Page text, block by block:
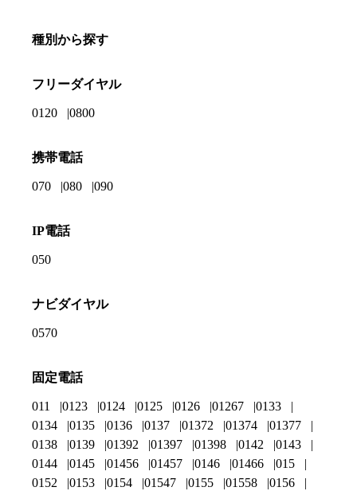
種別から探す
フリーダイヤル
0120 0800
携帯電話
070 080 090
IP電話
050
ナビダイヤル
0570
固定電話
011 0123 0124 0125 0126 01267
0133
0134
0135 0136 0137 01372 01374
01377
0138
0139 01392 01397 01398 0142
0143
0144
0145 01456 01457 0146 01466
015
0152
0153 0154 01547 0155 01558
0156